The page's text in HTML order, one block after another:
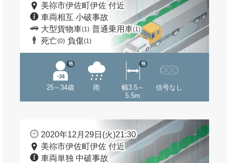
美祢市伊佐町伊佐 付近
車両相互 小破事故
大型貨物車(1) 普通乗用車(1)
死亡(0) 負傷(1)
25～34歳
他
雨
幅3.5～
5.5m
他
信号なし
2020年12月29日(火)21:30
美祢市伊佐町伊佐 付近
車両単独 中破事故